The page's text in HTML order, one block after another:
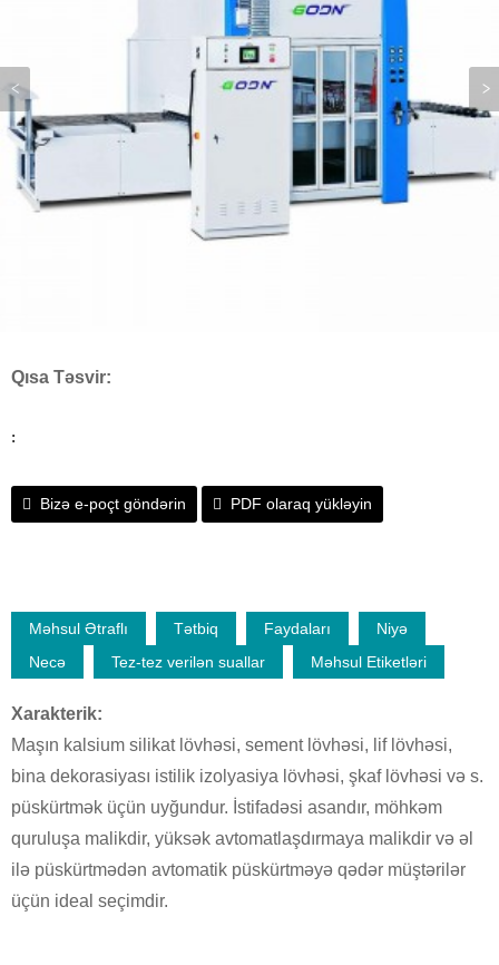
Qısa Təsvir:
:
Bizə e-poçt göndərin PDF olaraq yükləyin
Məhsul Ətraflı Tətbiq Faydaları
Niyə
Necə
Tez-tez verilən suallar Məhsul Etiketləri
Xarakterik:
Maşın kalsium silikat lövhəsi, sement lövhəsi, lif lövhəsi,
bina dekorasiyası istilik izolyasiya lövhəsi, şkaf lövhəsi və s.
püskürtmək üçün uyğundur. İstifadəsi asandır, möhkəm
quruluşa malikdir, yüksək avtomatlaşdırmaya malikdir və əl
ilə püskürtmədən avtomatik püskürtməyə qədər müştərilər
üçün ideal seçimdir.